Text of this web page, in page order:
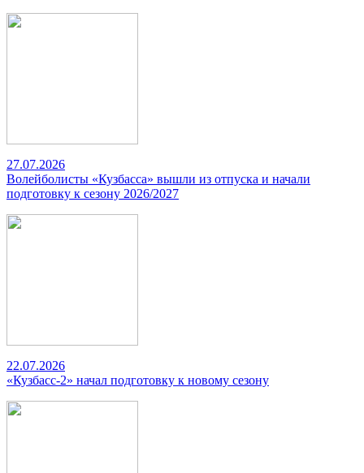
27.07.2026
Волейболисты «Кузбасса» вышли из отпуска и начали
подготовку к сезону 2026/2027
22.07.2026
«Кузбасс-2» начал подготовку к новому сезону